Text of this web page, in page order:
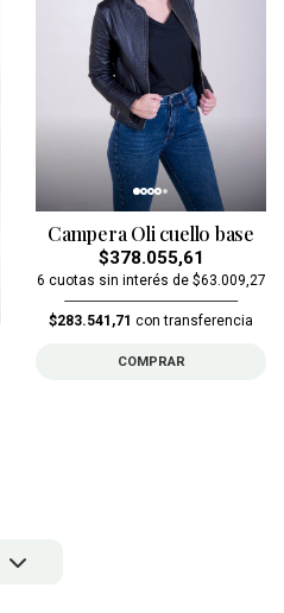
Campera Oli cuello base
$378.055,61
6 cuotas sin interés de $63.009,27
$283.541,71 con transferencia
COMPRAR